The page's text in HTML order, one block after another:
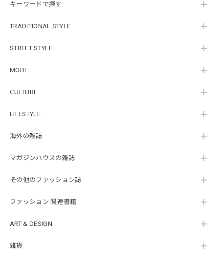
キーワードで探す
TRADITIONAL STYLE
STREET STYLE
MODE
CULTURE
LIFESTYLE
海外の雑誌
マガジンハウスの雑誌
その他のファッション誌
ファッション 関連書籍
ART & DESIGN
雑貨